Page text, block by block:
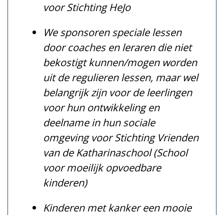
voor Stichting HeJo
We sponsoren speciale lessen
door coaches en leraren die niet
bekostigt kunnen/mogen worden
uit de regulieren lessen, maar wel
belangrijk zijn voor de leerlingen
voor hun ontwikkeling en
deelname in hun sociale
omgeving voor Stichting Vrienden
van de Katharinaschool (School
voor moeilijk opvoedbare
kinderen)
Kinderen met kanker een mooie